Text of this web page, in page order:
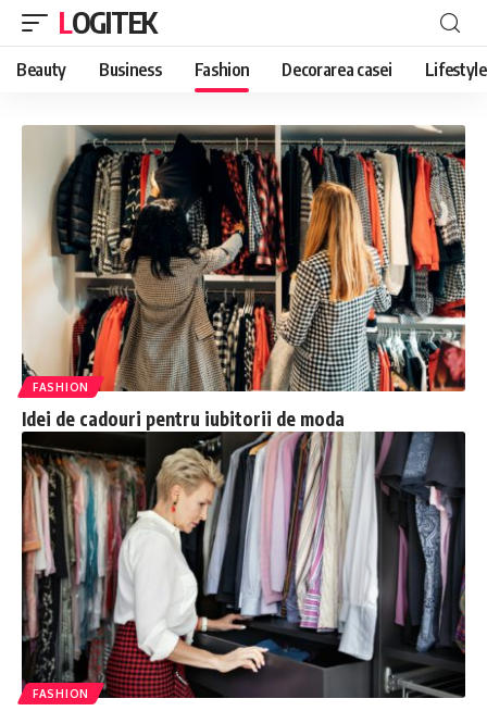
LOGITEK
Beauty Business Fashion Decorarea casei Lifestyle
FASHION
Idei de cadouri pentru iubitorii de moda
FASHION